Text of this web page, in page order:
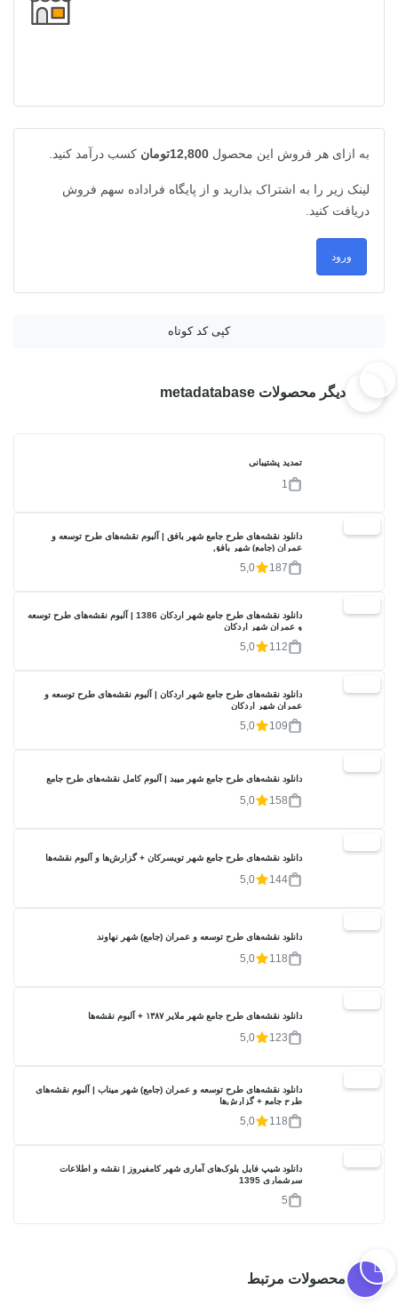
به ازای هر فروش این محصول 12,800تومان کسب درآمد کنید.
لینک زیر را به اشتراک بذارید و از پایگاه فراداده سهم فروش
دریافت کنید.
ورود
کپی کد کوتاه
دیگر محصولات metadatabase
تمدید پشتیبانی
1
دانلود نقشه‌های طرح جامع شهر بافق | آلبوم نقشه‌های طرح توسعه و
عمران (جامع) شهر بافق
187
5,0
دانلود نقشه‌های طرح جامع شهر اردکان 1386 | آلبوم نقشه‌های طرح توسعه
و عمران شهر اردکان
112
5,0
دانلود نقشه‌های طرح جامع شهر اردکان | آلبوم نقشه‌های طرح توسعه و
عمران شهر اردکان
109
5,0
دانلود نقشه‌های طرح جامع شهر میبد | آلبوم کامل نقشه‌های طرح جامع
158
5,0
دانلود نقشه‌های طرح جامع شهر تویسرکان + گزارش‌ها و آلبوم نقشه‌ها
144
5,0
دانلود نقشه‌های طرح توسعه و عمران (جامع) شهر نهاوند
118
5,0
دانلود نقشه‌های طرح جامع شهر ملایر ۱۳۸۷ + آلبوم نقشه‌ها
123
5,0
دانلود نقشه‌های طرح توسعه و عمران (جامع) شهر میناب | آلبوم نقشه‌های
طرح جامع + گزارش‌ها
118
5,0
دانلود شیپ فایل بلوک‌های آماری شهر کامفیروز | نقشه و اطلاعات
سرشماری 1395
5
محصولات مرتبط